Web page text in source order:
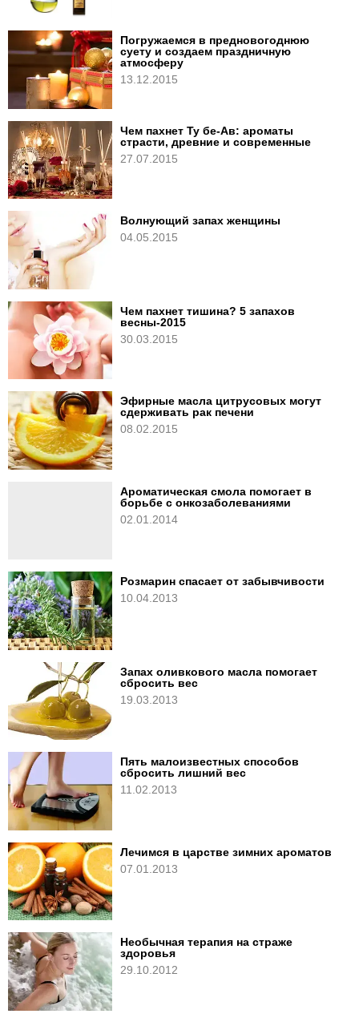
Погружаемся в предновогоднюю
суету и создаем праздничную
атмосферу
13.12.2015
Чем пахнет Ту бе-Ав: ароматы
страсти, древние и современные
27.07.2015
Волнующий запах женщины
04.05.2015
Чем пахнет тишина? 5 запахов
весны-2015
30.03.2015
Эфирные масла цитрусовых могут
сдерживать рак печени
08.02.2015
Ароматическая смола помогает в
борьбе с онкозаболеваниями
02.01.2014
Розмарин спасает от забывчивости
10.04.2013
Запах оливкового масла помогает
сбросить вес
19.03.2013
Пять малоизвестных способов
сбросить лишний вес
11.02.2013
Лечимся в царстве зимних ароматов
07.01.2013
Необычная терапия на страже
здоровья
29.10.2012